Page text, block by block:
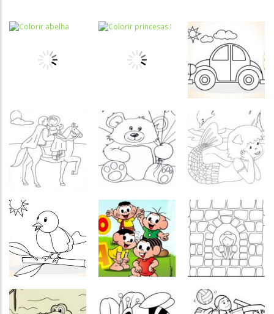
Motora
Drawing
Master Fun
Colorir
Colorir
esportistas I
Colorir
Colorir com
números
Colorir
Colorir abelha
Colorir
Colorir
princesas I
Colorir
Colorir carro
Colorir
Colorir
princesas III
Colorir
Colorir urso
Colorir
Colorir sereia